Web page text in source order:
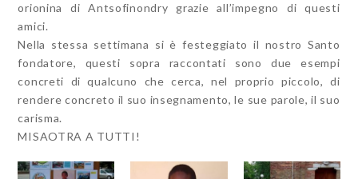
orionina di Antsofinondry grazie all’impegno di questi
amici.
Nella stessa settimana si è festeggiato il nostro Santo
fondatore, questi sopra raccontati sono due esempi
concreti di qualcuno che cerca, nel proprio piccolo, di
rendere concreto il suo insegnamento, le sue parole, il suo
carisma.
MISAOTRA A TUTTI!